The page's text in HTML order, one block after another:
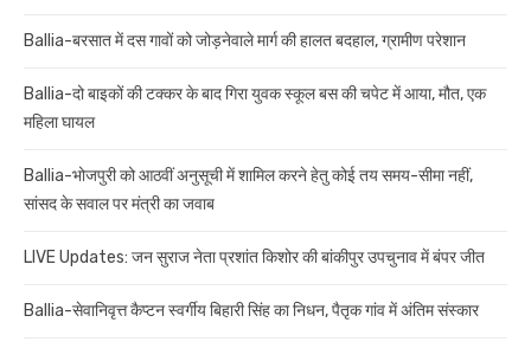
Ballia-बरसात में दस गावों को जोड़नेवाले मार्ग की हालत बदहाल, ग्रामीण परेशान
Ballia-दो बाइकों की टक्कर के बाद गिरा युवक स्कूल बस की चपेट में आया, मौत, एक
महिला घायल
Ballia-भोजपुरी को आठवीं अनुसूची में शामिल करने हेतु कोई तय समय-सीमा नहीं,
सांसद के सवाल पर मंत्री का जवाब
LIVE Updates: जन सुराज नेता प्रशांत किशोर की बांकीपुर उपचुनाव में बंपर जीत
Ballia-सेवानिवृत्त कैप्टन स्वर्गीय बिहारी सिंह का निधन, पैतृक गांव में अंतिम संस्कार